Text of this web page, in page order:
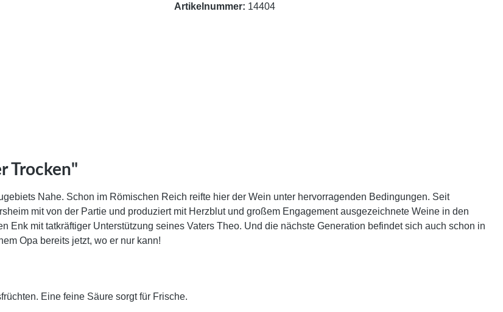
Artikelnummer: 14404
Trocken"
Nahe. Schon im Römischen Reich reifte hier der Wein unter hervorragenden Bedingungen. Seit
mit von der Partie und produziert mit Herzblut und großem Engagement ausgezeichnete Weine in den
Enk mit tatkräftiger Unterstützung seines Vaters Theo. Und die nächste Generation befindet sich auch schon in
Opa bereits jetzt, wo er nur kann!
Eine feine Säure sorgt für Frische.